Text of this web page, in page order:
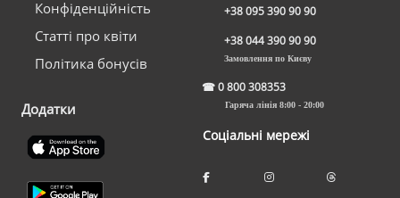
Конфіденційність
Статті про квіти
Політика бонусів
Додатки
+38 095 390 90 90
+38 044 390 90 90
Замовлення по Києву
☎0 800 308353
Гаряча лінія 8:00 - 20:00
Соціальні мережі